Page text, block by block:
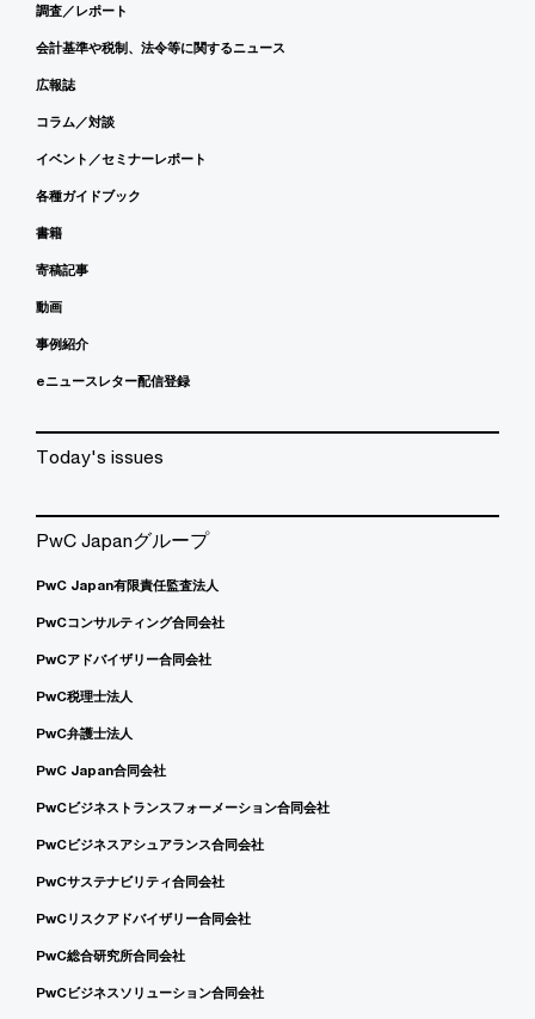
調査／レポート
会計基準や税制、法令等に関するニュース
広報誌
コラム／対談
イベント／セミナーレポート
各種ガイドブック
書籍
寄稿記事
動画
事例紹介
eニュースレター配信登録
Today's issues
PwC Japanグループ
PwC Japan有限責任監査法人
PwCコンサルティング合同会社
PwCアドバイザリー合同会社
PwC税理士法人
PwC弁護士法人
PwC Japan合同会社
PwCビジネストランスフォーメーション合同会社
PwCビジネスアシュアランス合同会社
PwCサステナビリティ合同会社
PwCリスクアドバイザリー合同会社
PwC総合研究所合同会社
PwCビジネスソリューション合同会社